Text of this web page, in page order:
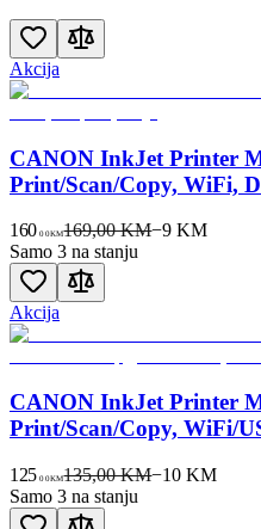
Akcija
CANON InkJet Printer
Print/Scan/Copy, WiFi,
160 00KM169,00 KM−9 KM
Samo 3 na stanju
Akcija
CANON InkJet Printer
Print/Scan/Copy, WiFi/
125 00KM135,00 KM−10 KM
Samo 3 na stanju